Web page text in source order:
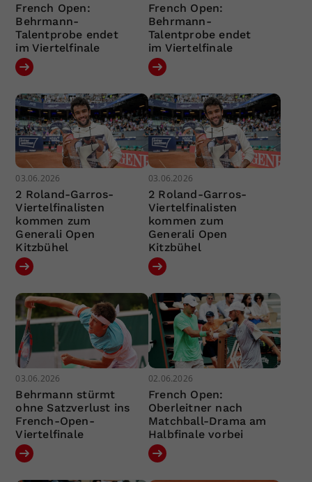
French Open:
Behrmann-
Talentprobe endet
im Viertelfinale
French Open:
Behrmann-
Talentprobe endet
im Viertelfinale
03.06.2026
2 Roland-Garros-
Viertelfinalisten
kommen zum
Generali Open
Kitzbühel
03.06.2026
2 Roland-Garros-
Viertelfinalisten
kommen zum
Generali Open
Kitzbühel
03.06.2026
Behrmann stürmt
ohne Satzverlust ins
French-Open-
Viertelfinale
02.06.2026
French Open:
Oberleitner nach
Matchball-Drama am
Halbfinale vorbei